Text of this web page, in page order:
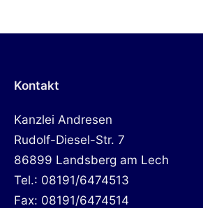
Kontakt
Kanzlei Andresen
Rudolf-Diesel-Str. 7
86899 Landsberg am Lech
Tel.: 08191/6474513
Fax: 08191/6474514